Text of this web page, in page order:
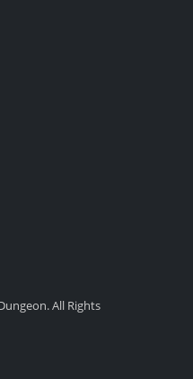
All Rights